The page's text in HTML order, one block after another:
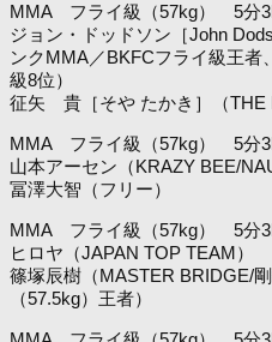
MMA フライ級（57kg） 5分
ジョン・ドッドソン［John
ンクMMA／BKFCフライ級王者
級8位）
征矢 貴［そや たかき］（THE
MMA フライ級（57kg） 5分
山本アーセン（KRAZY BEE/
冨澤大智（フリー）
MMA フライ級（57kg） 5分
ヒロヤ（JAPAN TOP TEAM）
篠塚辰樹（MASTER BRIDGE/
（57.5kg）王者）